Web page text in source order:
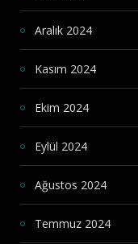
Aralık 2024
Kasım 2024
Ekim 2024
Eylül 2024
Ağustos 2024
Temmuz 2024